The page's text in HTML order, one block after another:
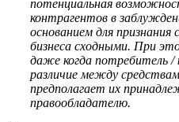
потенциальная
контрагентов в
основанием для признания
бизнеса сходными. При
даже когда потребитель
различие между
предполагает их
правообладателю.